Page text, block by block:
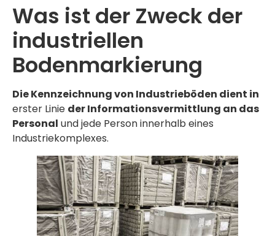
Was ist der Zweck der
industriellen
Bodenmarkierung
Die Kennzeichnung von Industrieböden dient in
erster Linie der Informationsvermittlung an das
Personal und jede Person innerhalb eines
Industriekomplexes.